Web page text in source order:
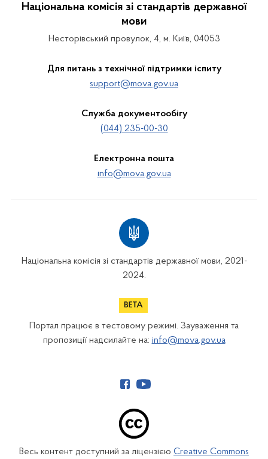
Національна комісія зі стандартів державної
мови
Несторівський провулок, 4, м. Київ, 04053
Для питань з технічної підтримки іспиту
support@mova.gov.ua
Служба документообігу
(044) 235-00-30
Електронна пошта
info@mova.gov.ua
Національна комісія зі стандартів державної мови, 2021-
2024.
Портал працює в тестовому режимі. Зауваження та
пропозиції надсилайте на: info@mova.gov.ua
Весь контент доступний за ліцензією Creative Commons